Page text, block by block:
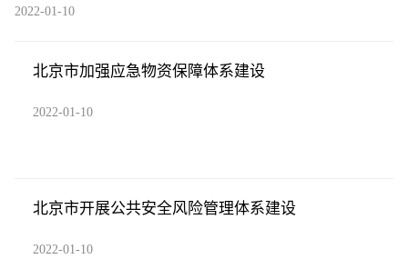
2022-01-10
北京市加强应急物资保障体系建设
2022-01-10
北京市开展公共安全风险管理体系建设
2022-01-10